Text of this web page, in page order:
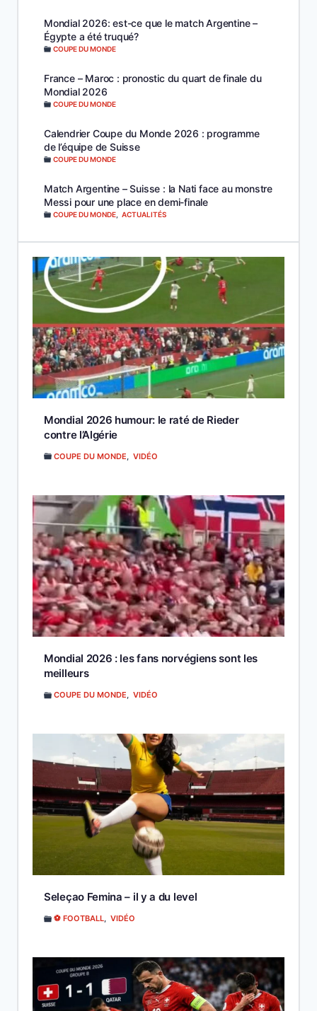
Mondial 2026: est-ce que le match Argentine –
Égypte a été truqué?
COUPE DU MONDE
France – Maroc : pronostic du quart de finale du
Mondial 2026
COUPE DU MONDE
Calendrier Coupe du Monde 2026 : programme
de l’équipe de Suisse
COUPE DU MONDE
Match Argentine – Suisse : la Nati face au monstre
Messi pour une place en demi-finale
COUPE DU MONDE ACTUALITÉS
Mondial 2026 humour: le raté de Rieder
contre l’Algérie
COUPE DU MONDE, VIDÉO
Mondial 2026 : les fans norvégiens sont les
meilleurs
COUPE DU MONDE, VIDÉO
Seleçao Femina – il y a du level
⚽ FOOTBALL, VIDÉO